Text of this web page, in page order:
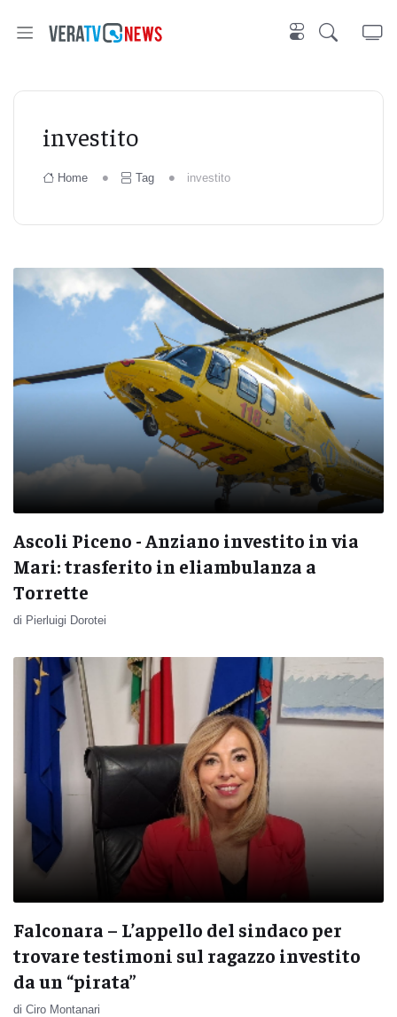
investito
Home Tag investito
Ascoli Piceno - Anziano investito in via
Mari: trasferito in eliambulanza a
Torrette
di Pierluigi Dorotei
Falconara – L’appello del sindaco per
trovare testimoni sul ragazzo investito
da un “pirata”
di Ciro Montanari